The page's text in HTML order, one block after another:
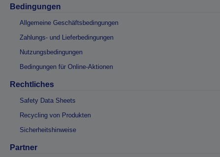
Bedingungen
Allgemeine Geschäftsbedingungen
Zahlungs- und Lieferbedingungen
Nutzungsbedingungen
Bedingungen für Online-Aktionen
Rechtliches
Safety Data Sheets
Recycling von Produkten
Sicherheitshinweise
Partner